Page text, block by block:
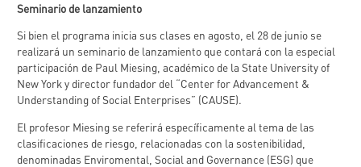
Seminario de lanzamiento
Si bien el programa inicia sus clases en agosto, el 28 de junio se
realizará un seminario de lanzamiento que contará con la especial
participación de Paul Miesing, académico de la State University of
New York y director fundador del “Center for Advancement &
Understanding of Social Enterprises” (CAUSE).
El profesor Miesing se referirá específicamente al tema de las
clasificaciones de riesgo, relacionadas con la sostenibilidad,
denominadas Enviromental, Social and Governance (ESG) que